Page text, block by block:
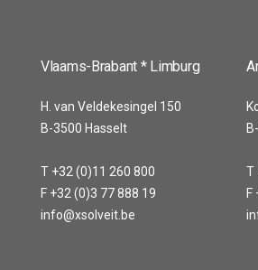
Vlaams-Brabant * Limburg
H. van Veldekesingel 150
B-3500 Hasselt
T +32 (0)11 260 800
F +32 (0)3 77 888 19
info@xsolveit.be
T
F